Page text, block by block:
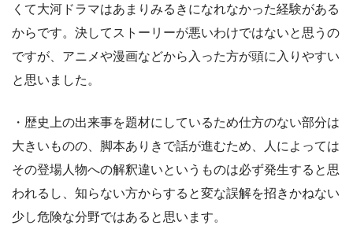
くて大河ドラマはあまりみるきになれなかった経験がある
からです。決してストーリーが悪いわけではないと思うの
ですが、アニメや漫画などから入った方が頭に入りやすい
と思いました。
・歴史上の出来事を題材にしているため仕方のない部分は
大きいものの、脚本ありきで話が進むため、人によっては
その登場人物への解釈違いというものは必ず発生すると思
われるし、知らない方からすると変な誤解を招きかねない
少し危険な分野ではあると思います。